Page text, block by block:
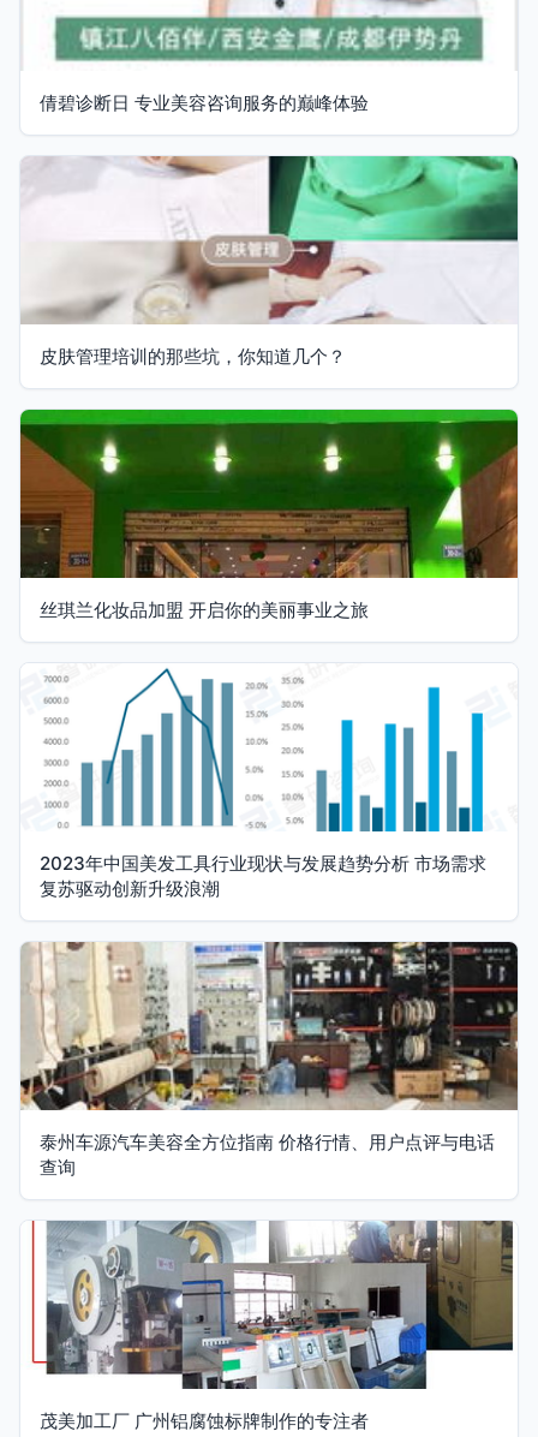
倩碧诊断日 专业美容咨询服务的巅峰体验
皮肤管理培训的那些坑，你知道几个？
丝琪兰化妆品加盟 开启你的美丽事业之旅
2023年中国美发工具行业现状与发展趋势分析 市场需求
复苏驱动创新升级浪潮
泰州车源汽车美容全方位指南 价格行情、用户点评与电话
查询
茂美加工厂 广州铝腐蚀标牌制作的专注者